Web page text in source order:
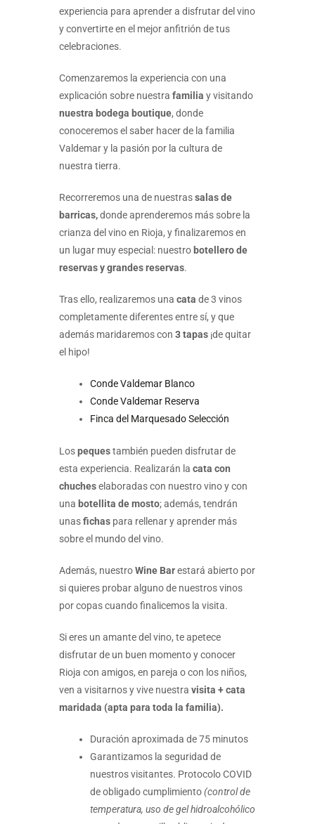
experiencia para aprender a disfrutar del vino
y convertirte en el mejor anfitrión de tus
celebraciones.
Comenzaremos la experiencia con una
explicación sobre nuestra familia y visitando
nuestra bodega boutique, donde
conoceremos el saber hacer de la familia
Valdemar y la pasión por la cultura de
nuestra tierra.
Recorreremos una de nuestrassalas de
barricas,donde aprenderemos más sobre la
crianza del vino en Rioja, y finalizaremos en
un lugar muy especial: nuestrobotellero de
reservas y grandes reservas.
Tras ello, realizaremos una cata de 3 vinos
completamente diferentes entre sí, y que
además maridaremos con 3 tapas ¡de quitar
el hipo!
Conde Valdemar Blanco
Conde Valdemar Reserva
Finca del Marquesado Selección
Lospequestambién pueden disfrutar de
esta experiencia. Realizarán la cata con
chucheselaboradas con nuestro vino y con
una botellita de mosto; además, tendrán
unasfichas para rellenar y aprender más
sobre el mundo del vino.
Además, nuestroWine Barestará abierto por
si quieres probar alguno de nuestros vinos
por copas cuando finalicemos la visita.
Si eres un amante del vino, te apetece
disfrutar de un buen momento y conocer
Rioja con amigos, en pareja o con los niños,
ven a visitarnos y vive nuestra visita + cata
maridada (apta para toda la familia).
Duración aproximada de 75 minutos
Garantizamos la seguridad de
nuestros visitantes. Protocolo COVID
de obligado cumplimiento(control de
temperatura, uso de gel hidroalcohólico